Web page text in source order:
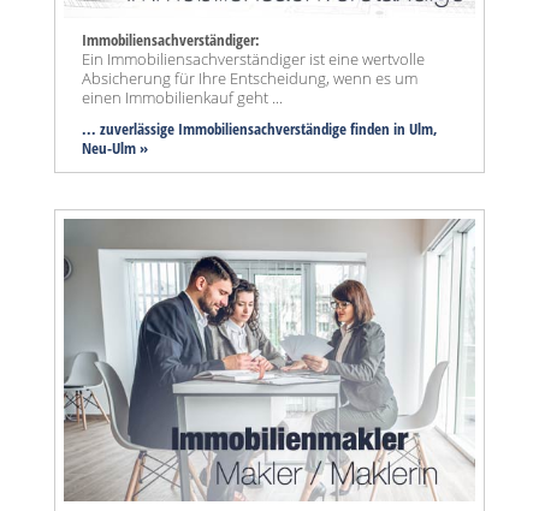
Immobiliensachverständiger:
Ein Immobiliensachverständiger ist eine wertvolle
Absicherung für Ihre Entscheidung, wenn es um
einen Immobilienkauf geht ...
... zuverlässige Immobiliensachverständige finden in Ulm,
Neu-Ulm »